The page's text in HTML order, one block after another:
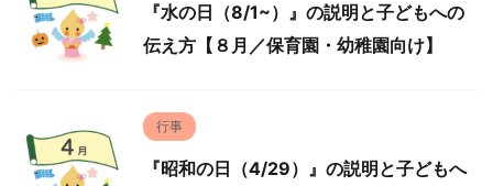
『水の日（8/1~）』の説明と子どもへの
伝え方【８月／保育園・幼稚園向け】
行事
『昭和の日（4/29）』の説明と子どもへ